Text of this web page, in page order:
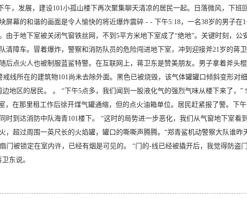
午，发展，建设101小孤山楼下再次聚集聊天清凉的居民一起。日落微风，下班
屏幕的和谐的画面是令人愉快的将近爆炸震碎 - - 下午5:18，一名38岁的男子在
由于地下室被关闭气窗铁丝网，不到5平方米地下室成了“绝地”。关键时刻，公
清障车。冒着爆炸，警察和消防队员的危险闯进地下室，冲到迎接斧21岁的蒋
后点火人也被制服蓝鲨特警。在互联网上，蒋卫东是赞美朋友。男子拿着斧头
戒线所在的建筑物101尚未去除外面。黑色已被烧毁，该气体罐罐口倾斜变形对
地区的居民。 。 “下午5点多，我们闻到一股液化气的强烈气味从楼下来了，”
，在那里租工作后徐开煤气罐通缩，但的点火油箱单位。居民赶紧报了警。下
时到达消防中队海青101楼下。 “这时的局势进一步恶化，我们从气窗地下室看
，超过周围一英尺长的火焰罐，罐口的嘶嘶声腾腾。“郑青鲨机动警察大队谁昨
门被锁定在室内许，已经有烟是可见的。 “门的-线已经被撬开后，我觉得防盗
东说。